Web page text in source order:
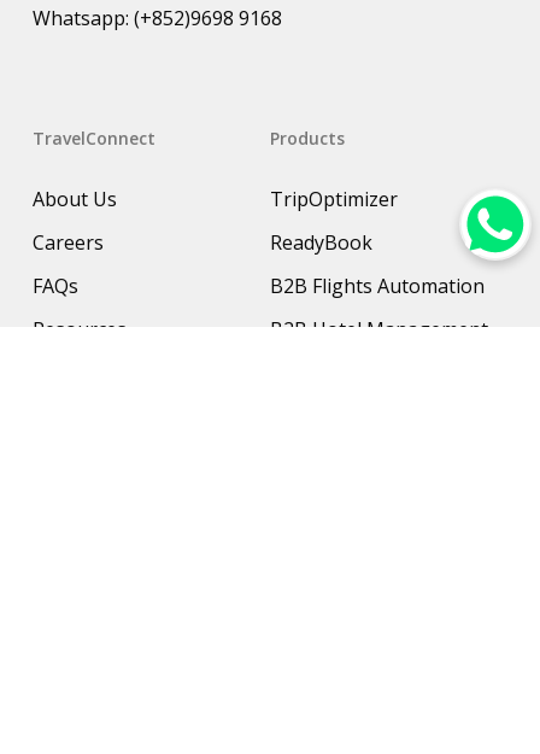
Whatsapp: (+852)9698 9168
TravelConnect
About Us
Careers
FAQs
Resources
Products
TripOptimizer
ReadyBook
B2B Flights Automation
B2B Hotel Management